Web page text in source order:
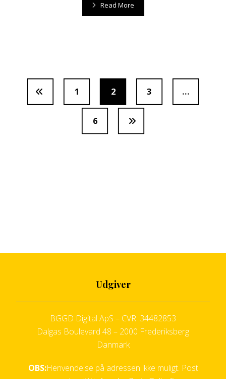
Read More
1 2 3 …
6
Udgiver
BGGD Digital ApS – CVR: 34482853
Dalgas Boulevard 48 – 2000 Frederiksberg
Danmark
OBS:Henvendelse på adressen ikke muligt. Post